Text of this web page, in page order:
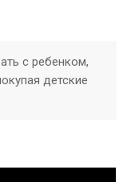
с ребенком,
детские